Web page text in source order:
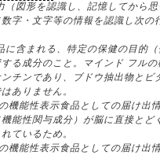
（図形を認識し、記憶してから
字・文字等の情報を認識し次の
に含まれる、特定の保健の目的
る成分のこと。マインド フル
チンであり、ブドウ抽出物とビ
ありません。
機能性表示食品としての届け出
能性関与成分）が脳に直接とど
ているため。
機能性表示食品としての届け出